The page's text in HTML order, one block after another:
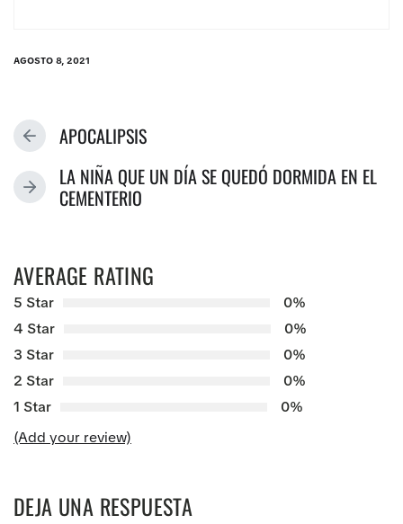
Post
AGOSTO 8, 2021
PREVIOUS
POST:
APOCALIPSIS
NEXT
LA NIÑA QUE UN DÍA SE QUEDÓ DORMIDA EN EL
CEMENTERIO
AVERAGE RATING
5 Star
0%
4 Star
0%
3 Star
0%
2 Star
0%
1 Star
0%
(Add your review)
DEJA UNA RESPUESTA